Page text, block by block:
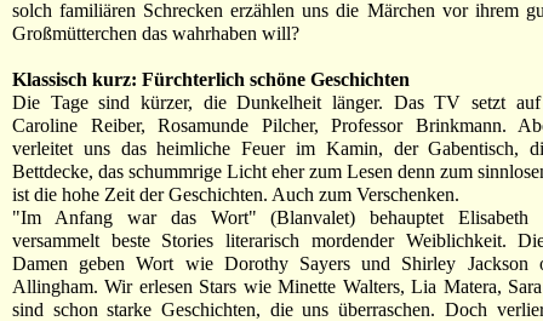
solch familiären Schrecken erzählen uns die Märchen vor ihrem
Großmütterchen das wahrhaben will?
Klassisch kurz: Fürchterlich schöne Geschichten
Die Tage sind kürzer, die Dunkelheit länger. Das TV setzt
Caroline Reiber, Rosamunde Pilcher, Professor Brinkmann.
verleitet uns das heimliche Feuer im Kamin, der Gabentisch,
Bettdecke, das schummrige Licht eher zum Lesen denn zum
ist die hohe Zeit der Geschichten. Auch zum Verschenken.
"Im Anfang war das Wort" (Blanvalet) behauptet Elisabeth
versammelt beste Stories literarisch mordender Weiblichkeit.
Damen geben Wort wie Dorothy Sayers und Shirley Jackson
Allingham. Wir erlesen Stars wie Minette Walters, Lia Matera,
sind schon starke Geschichten, die uns überraschen. Doch